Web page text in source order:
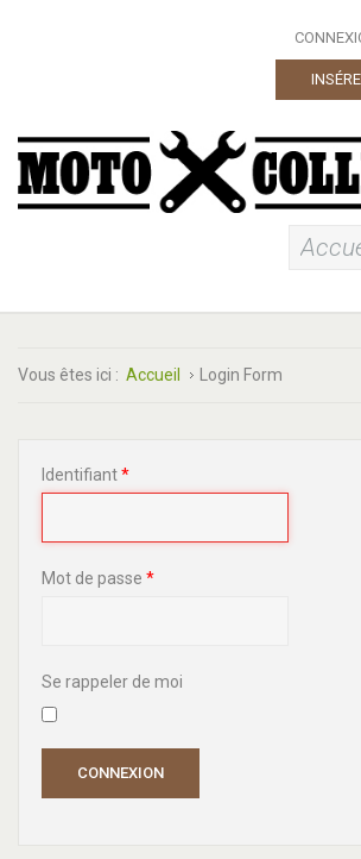
Vous êtes ici : Accueil Login Form
Identifiant*
Mot de passe *
Se rappeler de moi
CONNEXION